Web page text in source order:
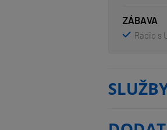
ZÁBAVA
Rádio s